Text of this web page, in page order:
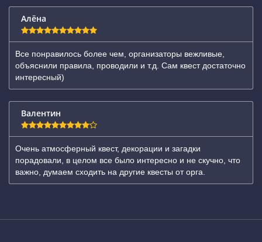
Алёна
Все понравилось более чем, организаторы вежливые,
объяснили правила, проводили и т.д. Сам квест достаточно
интересный)
Валентин
Очень атмосферный квест, декорации и загадки
порадовали, в целом все было интересно и не скучно, что
важно, думаем сходить на другие квесты от орга.